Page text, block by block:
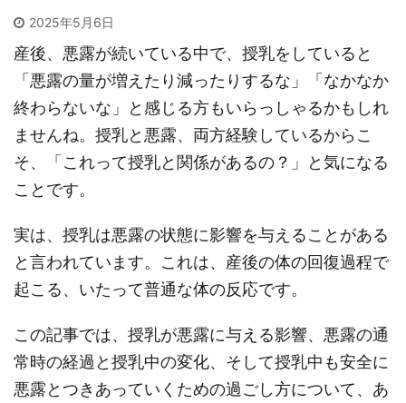
2025年5月6日
産後、悪露が続いている中で、授乳をしていると
「悪露の量が増えたり減ったりするな」「なかなか
終わらないな」と感じる方もいらっしゃるかもしれ
ませんね。授乳と悪露、両方経験しているからこ
そ、「これって授乳と関係があるの？」と気になる
ことです。
実は、授乳は悪露の状態に影響を与えることがある
と言われています。これは、産後の体の回復過程で
起こる、いたって普通な体の反応です。
この記事では、授乳が悪露に与える影響、悪露の通
常時の経過と授乳中の変化、そして授乳中も安全に
悪露とつきあっていくための過ごし方について、あ